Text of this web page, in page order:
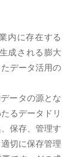
内に存在する
成される膨大
データ活用の
ータの源とな
るデータドリ
保存、管理す
切に保存管理